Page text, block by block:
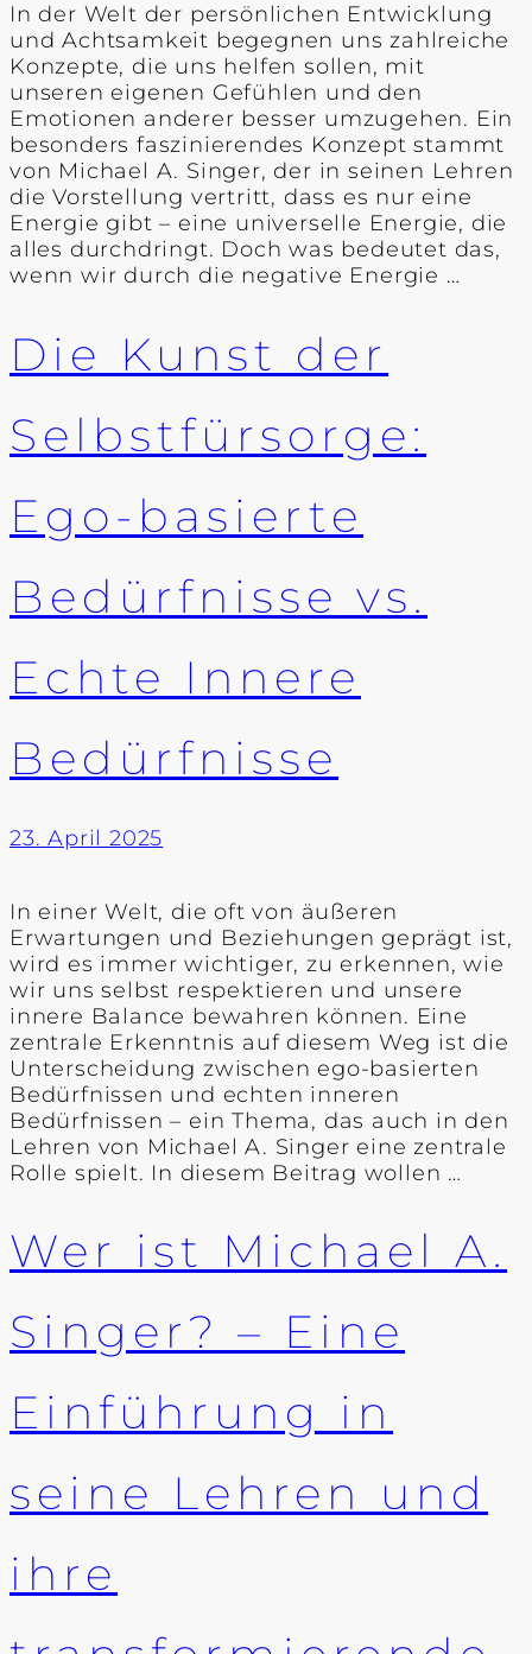
In der Welt der persönlichen Entwicklung
und Achtsamkeit begegnen uns zahlreiche
Konzepte, die uns helfen sollen, mit
unseren eigenen Gefühlen und den
Emotionen anderer besser umzugehen. Ein
besonders faszinierendes Konzept stammt
von Michael A. Singer, der in seinen Lehren
die Vorstellung vertritt, dass es nur eine
Energie gibt – eine universelle Energie, die
alles durchdringt. Doch was bedeutet das,
wenn wir durch die negative Energie …
Die Kunst der
Selbstfürsorge:
Ego-basierte
Bedürfnisse vs.
Echte Innere
Bedürfnisse
23. April 2025
In einer Welt, die oft von äußeren
Erwartungen und Beziehungen geprägt ist,
wird es immer wichtiger, zu erkennen, wie
wir uns selbst respektieren und unsere
innere Balance bewahren können. Eine
zentrale Erkenntnis auf diesem Weg ist die
Unterscheidung zwischen ego-basierten
Bedürfnissen und echten inneren
Bedürfnissen – ein Thema, das auch in den
Lehren von Michael A. Singer eine zentrale
Rolle spielt. In diesem Beitrag wollen …
Wer ist Michael A.
Singer? – Eine
Einführung in
seine Lehren und
ihre